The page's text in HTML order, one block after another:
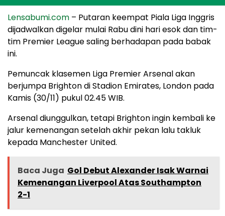
Lensabumi.com – Putaran keempat Piala Liga Inggris
dijadwalkan digelar mulai Rabu dini hari esok dan tim-
tim Premier League saling berhadapan pada babak
ini.
Pemuncak klasemen Liga Premier Arsenal akan
berjumpa Brighton di Stadion Emirates, London pada
Kamis (30/11) pukul 02.45 WIB.
Arsenal diunggulkan, tetapi Brighton ingin kembali ke
jalur kemenangan setelah akhir pekan lalu takluk
kepada Manchester United.
Baca Juga Gol Debut Alexander Isak Warnai
Kemenangan Liverpool Atas Southampton
2-1